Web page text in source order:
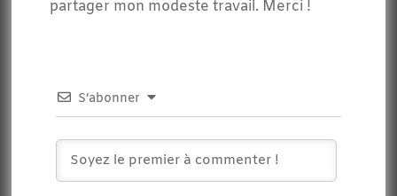
partager mon modeste travail. Merci !
S’abonner